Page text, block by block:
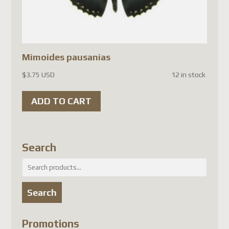
Mimoides pausanias
$3.75 USD 12 in stock
ADD TO CART
Search
Search
for:
Search
Promotions
Finlande
Portugal
République tchèque
(ainsi que quelques autres pays
selon les mises à jour de
Postes Canada).
conforme aux nouvelles règles
européennes, il faut utiliser un
autre transporteur (DHL,
FedEx, UPS, etc.), ce qui
coûts beaucoup plus élevés.